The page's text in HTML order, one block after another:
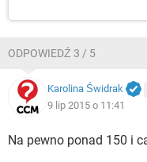
ODPOWIEDŹ 3 / 5
Karolina Świdrak
9 lip 2015 o 11:41
Na pewno ponad 150 i